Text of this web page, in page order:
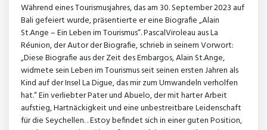
Während eines Tourismusjahres, das am 30. September 2023 auf
Bali gefeiert wurde, präsentierte er eine Biografie „Alain
St.Ange – Ein Leben im Tourismus“. PascalViroleau aus La
Réunion, der Autor der Biografie, schrieb in seinem Vorwort:
„Diese Biografie aus der Zeit des Embargos, Alain St.Ange,
widmete sein Leben im Tourismus seit seinen ersten Jahren als
Kind auf der Insel La Digue, das mir zum Umwandeln verholfen
hat.“ Ein verliebter Pater und Abuelo, der mit harter Arbeit
aufstieg, Hartnäckigkeit und eine unbestreitbare Leidenschaft
für die Seychellen. . Estoy befindet sich in einer guten Position,